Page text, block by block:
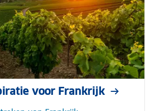
voor Frankrijk